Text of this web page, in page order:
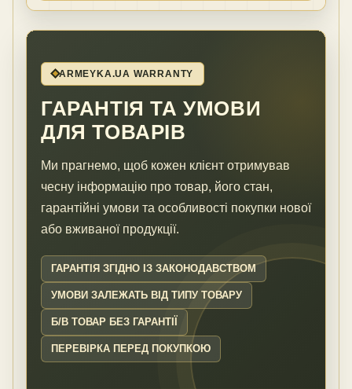
ARMEYKA.UA WARRANTY
ГАРАНТІЯ ТА УМОВИ
ДЛЯ ТОВАРІВ
Ми прагнемо, щоб кожен клієнт отримував
чесну інформацію про товар, його стан,
гарантійні умови та особливості покупки нової
або вживаної продукції.
ГАРАНТІЯ ЗГІДНО ІЗ ЗАКОНОДАВСТВОМ
УМОВИ ЗАЛЕЖАТЬ ВІД ТИПУ ТОВАРУ
Б/В ТОВАР БЕЗ ГАРАНТІЇ
ПЕРЕВІРКА ПЕРЕД ПОКУПКОЮ